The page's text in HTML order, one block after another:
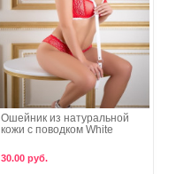
В корзину
Ошейник из натуральной
кожи с поводком White
30.00 руб.